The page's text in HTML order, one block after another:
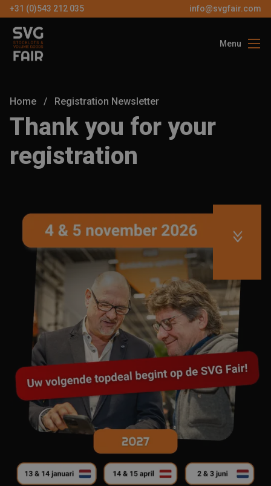
+31 (0)543 212 035 info@svgfair.com
Menu
GRATIS
Home / Registration Newsletter
Thank you for your
registration